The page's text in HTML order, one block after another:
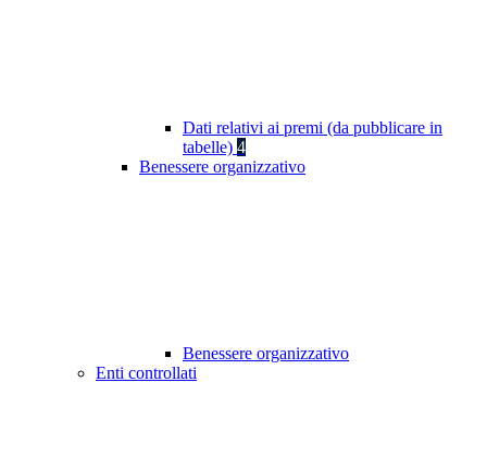
Dati relativi ai premi (da pubblicare in
tabelle) 4
Benessere organizzativo
Benessere organizzativo
Enti controllati